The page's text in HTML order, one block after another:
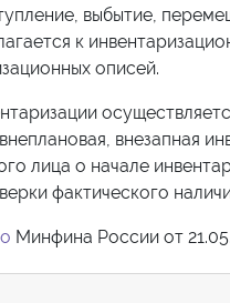
выбытие,
к
описей.
внезапная
лица о начале
фактического
Минфина России от